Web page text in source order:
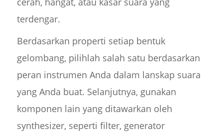
terdengar.
Berdasarkan properti setiap bentuk
gelombang, pilihlah salah satu berdasarkan
peran instrumen Anda dalam lanskap suara
yang Anda buat. Selanjutnya, gunakan
komponen lain yang ditawarkan oleh
synthesizer, seperti filter, generator